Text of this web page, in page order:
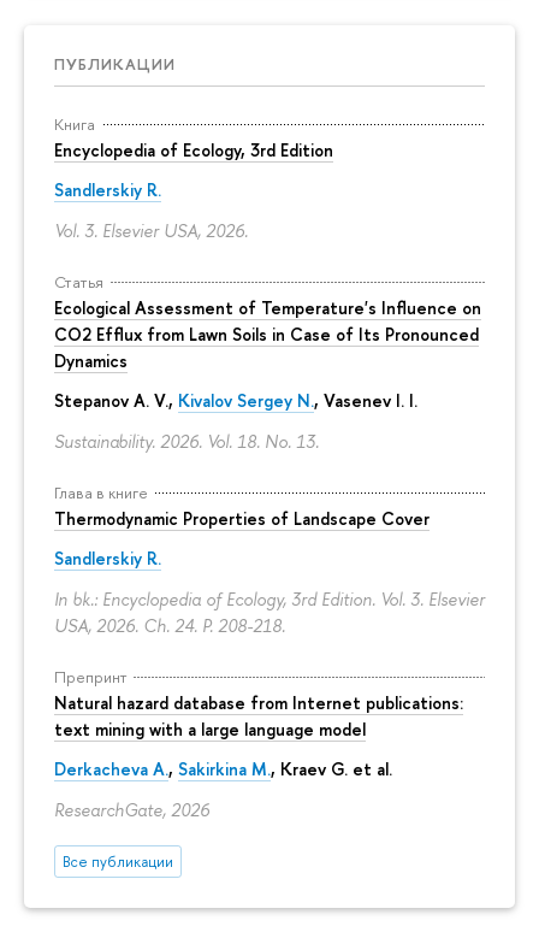
ПУБЛИКАЦИИ
Книга
Encyclopedia of Ecology, 3rd Edition
Sandlerskiy R.
Vol. 3. Elsevier USA, 2026.
Статья
Ecological Assessment of Temperature's Influence on
CO2 Efflux from Lawn Soils in Case of Its Pronounced
Dynamics
Stepanov A. V., Kivalov Sergey N., Vasenev I. I.
Sustainability. 2026. Vol. 18. No. 13.
Глава в книге
Thermodynamic Properties of Landscape Cover
Sandlerskiy R.
In bk.: Encyclopedia of Ecology, 3rd Edition. Vol. 3. Elsevier
USA, 2026. Ch. 24. P. 208-218.
Препринт
Natural hazard database from Internet publications:
text mining with a large language model
Derkacheva A., Sakirkina M., Kraev G. et al.
ResearchGate, 2026
Все публикации